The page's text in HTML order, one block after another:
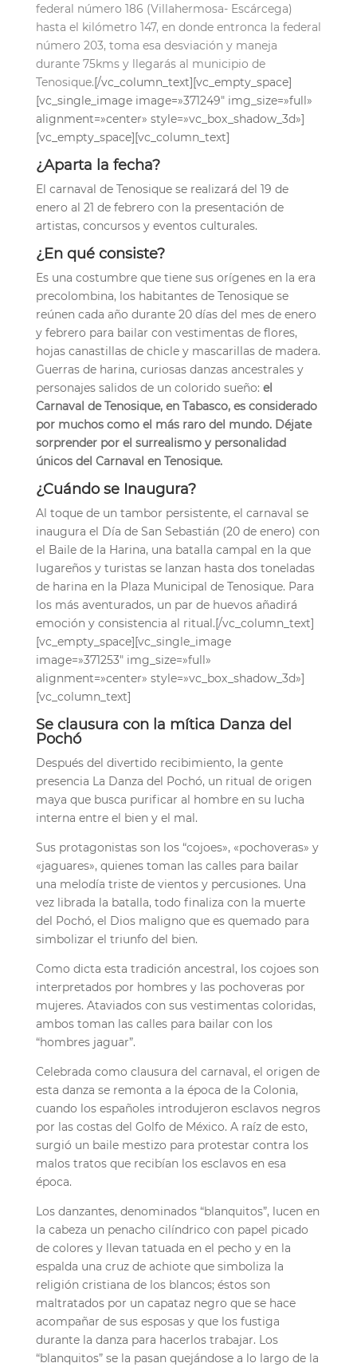
federal número 186 (Villahermosa- Escárcega)
hasta el kilómetro 147, en donde entronca la federal
número 203, toma esa desviación y maneja
durante 75kms y llegarás al municipio de
Tenosique.[/vc_column_text][vc_empty_space]
[vc_single_image image=»371249″ img_size=»full»
alignment=»center» style=»vc_box_shadow_3d»]
[vc_empty_space][vc_column_text]
¿Aparta la fecha?
El carnaval de Tenosique se realizará del 19 de
enero al 21 de febrero con la presentación de
artistas, concursos y eventos culturales.
¿En qué consiste?
Es una costumbre que tiene sus orígenes en la era
precolombina, los habitantes de Tenosique se
reúnen cada año durante 20 días del mes de enero
y febrero para bailar con vestimentas de flores,
hojas canastillas de chicle y mascarillas de madera.
Guerras de harina, curiosas danzas ancestrales y
personajes salidos de un colorido sueño: el
Carnaval de Tenosique, en Tabasco, es considerado
por muchos como el más raro del mundo. Déjate
sorprender por el surrealismo y personalidad
únicos del Carnaval en Tenosique.
¿Cuándo se Inaugura?
Al toque de un tambor persistente, el carnaval se
inaugura el Día de San Sebastián (20 de enero) con
el Baile de la Harina, una batalla campal en la que
lugareños y turistas se lanzan hasta dos toneladas
de harina en la Plaza Municipal de Tenosique. Para
los más aventurados, un par de huevos añadirá
emoción y consistencia al ritual.[/vc_column_text]
[vc_empty_space][vc_single_image
image=»371253″ img_size=»full»
alignment=»center» style=»vc_box_shadow_3d»]
[vc_column_text]
Se clausura con la mítica Danza del
Pochó
Después del divertido recibimiento, la gente
presencia La Danza del Pochó, un ritual de origen
maya que busca purificar al hombre en su lucha
interna entre el bien y el mal.
Sus protagonistas son los “cojoes», «pochoveras» y
«jaguares», quienes toman las calles para bailar
una melodía triste de vientos y percusiones. Una
vez librada la batalla, todo finaliza con la muerte
del Pochó, el Dios maligno que es quemado para
simbolizar el triunfo del bien.
Como dicta esta tradición ancestral, los cojoes son
interpretados por hombres y las pochoveras por
mujeres. Ataviados con sus vestimentas coloridas,
ambos toman las calles para bailar con los
“hombres jaguar”.
Celebrada como clausura del carnaval, el origen de
esta danza se remonta a la época de la Colonia,
cuando los españoles introdujeron esclavos negros
por las costas del Golfo de México. A raíz de esto,
surgió un baile mestizo para protestar contra los
malos tratos que recibían los esclavos en esa
época.
Los danzantes, denominados “blanquitos”, lucen en
la cabeza un penacho cilíndrico con papel picado
de colores y llevan tatuada en el pecho y en la
espalda una cruz de achiote que simboliza la
religión cristiana de los blancos; éstos son
maltratados por un capataz negro que se hace
acompañar de sus esposas y que los fustiga
durante la danza para hacerlos trabajar. Los
“blanquitos” se la pasan quejándose a lo largo de la